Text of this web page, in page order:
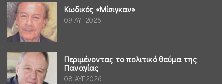
Κωδικός «Μίσιγκαν»
09 ΑΥΓ 2026
Περιμένοντας το πολιτικό θαύμα της
Παναγίας
08 ΑΥΓ 2026